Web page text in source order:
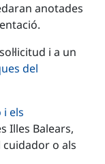
anotades
i a un
del
els
Illes Balears,
o als